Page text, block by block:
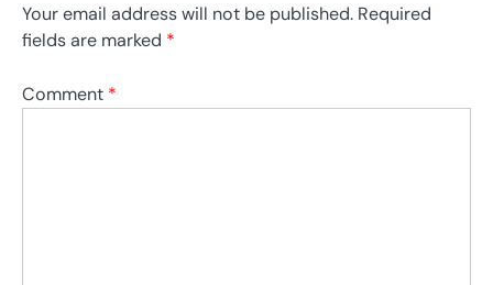
Your email address will not be published. Required
fields are marked *
Comment *